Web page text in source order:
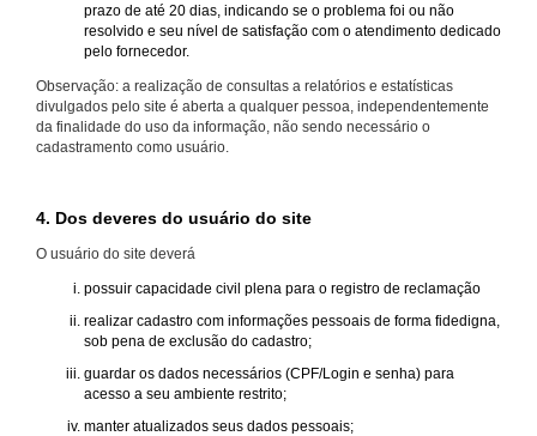
prazo de até 20 dias, indicando se o problema foi ou não
resolvido e seu nível de satisfação com o atendimento dedicado
pelo fornecedor.
Observação: a realização de consultas a relatórios e estatísticas
divulgados pelo site é aberta a qualquer pessoa, independentemente
da finalidade do uso da informação, não sendo necessário o
cadastramento como usuário.
4. Dos deveres do usuário do site
O usuário do site deverá
possuir capacidade civil plena para o registro de reclamação
realizar cadastro com informações pessoais de forma fidedigna,
sob pena de exclusão do cadastro;
guardar os dados necessários (CPF/Login e senha) para
acesso a seu ambiente restrito;
manter atualizados seus dados pessoais;